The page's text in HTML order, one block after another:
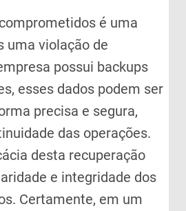
é uma
uma violação de
possui backups
esses dados podem ser
precisa e segura,
das operações.
desta recuperação
e integridade dos
Certamente, em um